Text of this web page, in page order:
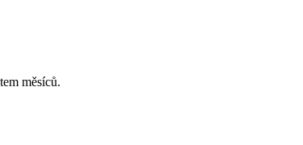
měsíců.